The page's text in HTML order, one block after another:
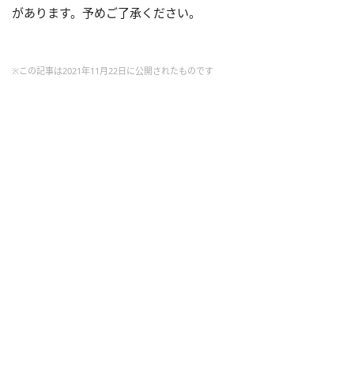
があります。予めご了承ください。
※この記事は2021年11月22日に公開されたものです